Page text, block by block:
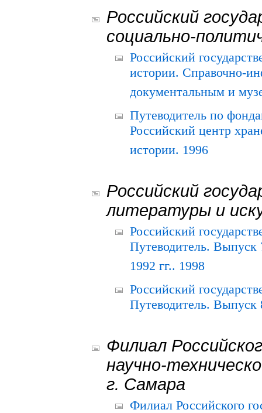
Российский
социально-
Российский
истории. Справочно-
документальным и
Путеводитель по
Российский центр
истории. 1996
Российский
литературы и
Российский
Путеводитель.
1992 гг.. 1998
Российский
Путеводитель. Выпуск
Филиал
научно-
г. Самара
Филиал Российского